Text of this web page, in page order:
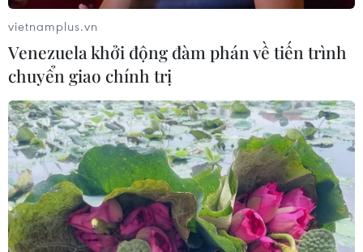
vietnamplus.vn
Venezuela khởi động đàm phán về tiến trình
chuyển giao chính trị